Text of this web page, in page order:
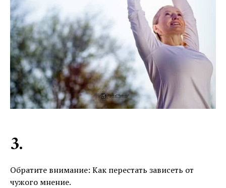
3.
Обратите внимание: Как перестать зависеть от
чужого мнение.